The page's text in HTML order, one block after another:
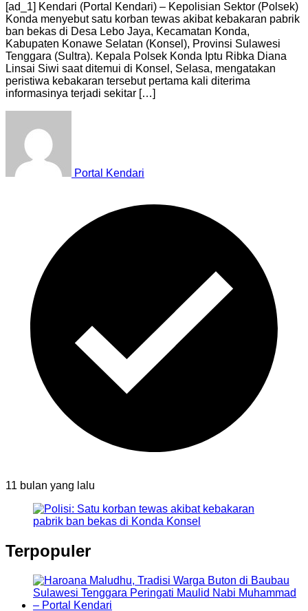
[ad_1] Kendari (Portal Kendari) – Kepolisian Sektor (Polsek)
Konda menyebut satu korban tewas akibat kebakaran pabrik
ban bekas di Desa Lebo Jaya, Kecamatan Konda,
Kabupaten Konawe Selatan (Konsel), Provinsi Sulawesi
Tenggara (Sultra). Kepala Polsek Konda Iptu Ribka Diana
Linsai Siwi saat ditemui di Konsel, Selasa, mengatakan
peristiwa kebakaran tersebut pertama kali diterima
informasinya terjadi sekitar […]
Portal Kendari
11 bulan yang lalu
Terpopuler